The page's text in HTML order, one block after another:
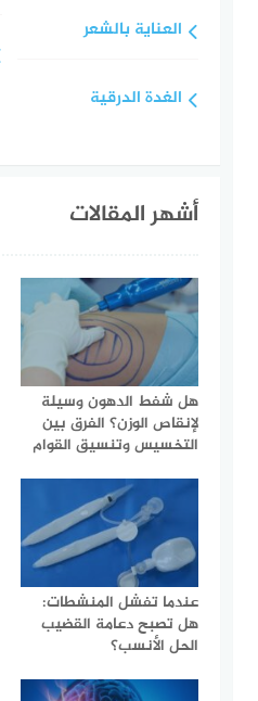
العناية بالشعر
الغدة الدرقية
أشهر المقالات
هل شفط الدهون وسيلة
لإنقاص الوزن؟ الفرق بين
التخسيس وتنسيق القوام
عندما تفشل المنشطات:
هل تصبح دعامة القضيب
الحل الأنسب؟